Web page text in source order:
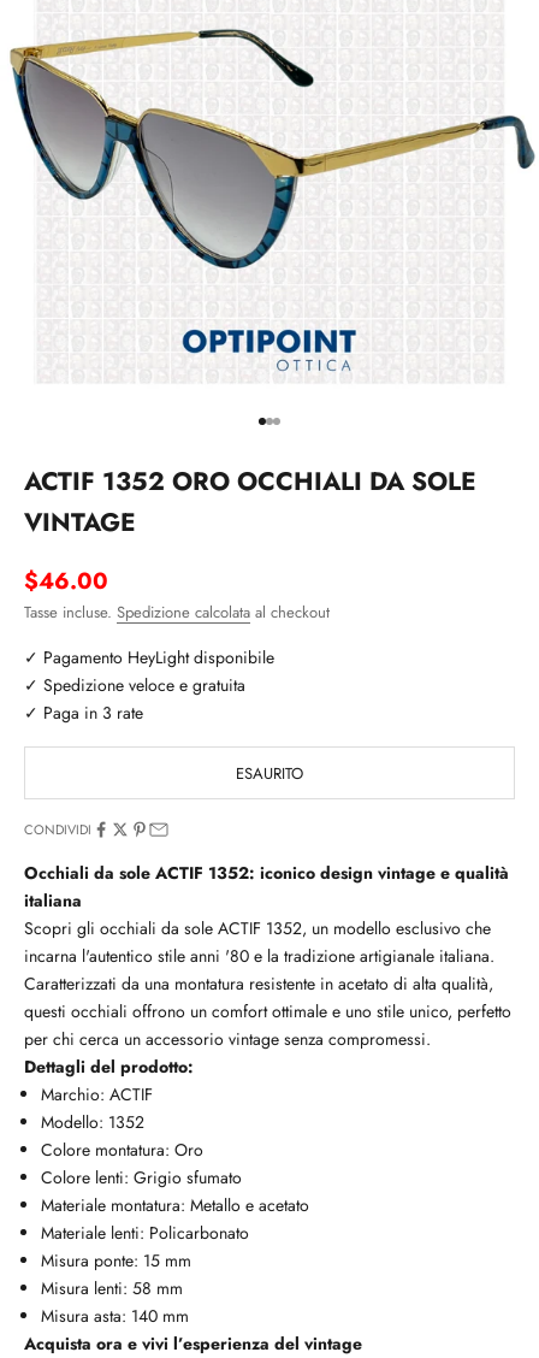
Vai all'articolo 1
Vai all'articolo 2
Vai all'articolo 3
ACTIF 1352 ORO OCCHIALI DA SOLE
VINTAGE
Prezzo scontato
$46.00
Tasse incluse. Spedizione calcolata al checkout
✓ Pagamento HeyLight disponibile
✓ Spedizione veloce e gratuita
✓ Paga in 3 rate
ESAURITO
CONDIVIDI
Occhiali da sole ACTIF 1352: iconico design vintage e qualità
italiana
Scopri gli occhiali da sole ACTIF 1352, un modello esclusivo che
incarna l'autentico stile anni '80 e la tradizione artigianale italiana.
Caratterizzati da una montatura resistente in acetato di alta qualità,
questi occhiali offrono un comfort ottimale e uno stile unico, perfetto
per chi cerca un accessorio vintage senza compromessi.
Dettagli del prodotto:
Marchio: ACTIF
Modello: 1352
Colore montatura: Oro
Colore lenti: Grigio sfumato
Materiale montatura: Metallo e acetato
Materiale lenti: Policarbonato
Misura ponte: 15 mm
Misura lenti: 58 mm
Misura asta: 140 mm
Acquista ora e vivi l’esperienza del vintage